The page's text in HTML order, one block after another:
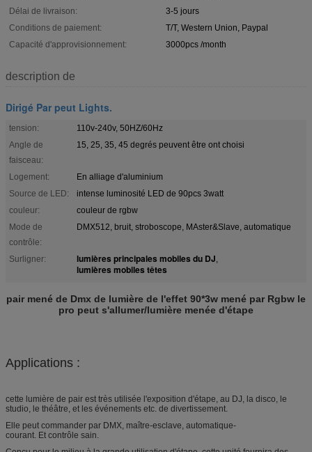
Délai de livraison:
3-5 jours
Conditions de paiement:
T/T, Western Union, Paypal
Capacité d'approvisionnement:
3000pcs /month
description de
Dirigé Par peut Lights.
tension:
110v-240v, 50HZ/60Hz
Angle de
faisceau:
15, 25, 35, 45 degrés peuvent être ont choisi
Logement:
En alliage d'aluminium
Source de LED:
intense luminosité LED de 90pcs 3watt
couleur:
couleur de rgbw
Mode de
contrôle:
DMX512, bruit, stroboscope, MAster&Slave, automatique
Surligner: lumières principales mobiles du DJ,
lumières mobiles têtes
pair mené de Dmx de lumière de l'effet 90*3w mené par Rgbw le
pro peut s'allumer/lumière menée d'étape
Applications :
cette lumière de pair est très utilisée l'exposition d'étape, au DJ, la disco, le
studio, le théâtre, et les événements etc. de divertissement.
Elle peut commander par DMX, maître-esclave, automatique-
courant. Et contrôle sain.